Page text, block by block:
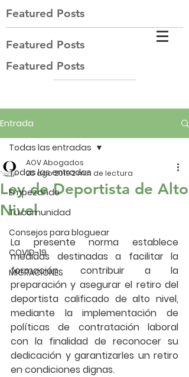
Featured Posts
Featured Posts
Featured Posts
Entrada
Todas las entradas
Empezando
Tu comunidad
Consejos para bloguear
COVID-19
MIGRACIONES
Todas las entradas
Ley de Deportista de Alto
Nivel
AOV Abogados
20 ago 20192 min de lectura
La presente norma establece
medidas destinadas a facilitar la
formación, contribuir a la
preparación y asegurar el retiro del
deportista calificado de alto nivel,
mediante la implementación de
políticas de contratación laboral
con la finalidad de reconocer su
dedicación y garantizarles un retiro
en condiciones dignas.